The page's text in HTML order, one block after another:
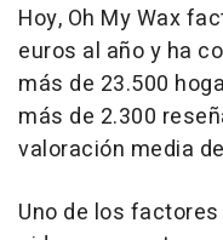
Hoy, Oh My Wax
euros al año y ha
más de 23.500
más de 2.300
valoración media
Uno de los